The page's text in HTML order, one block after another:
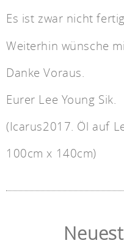
Es ist zwar nicht
Weiterhin wünsche
Danke Voraus.
Eurer Lee Young Sik.
(Icarus2017. Öl auf
100cm x 140cm)